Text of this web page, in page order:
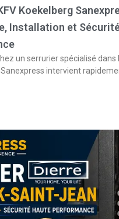
Koekelberg
Installation et
un serrurier spécialisé dans
Sanexpress intervient